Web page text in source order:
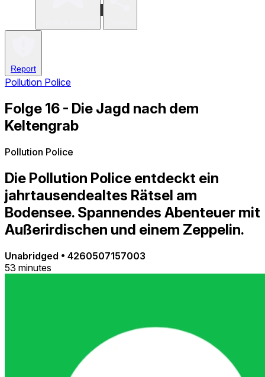
Report
Pollution Police
Folge 16 - Die Jagd nach dem
Keltengrab
Pollution Police
Die Pollution Police entdeckt ein
jahrtausendealtes Rätsel am
Bodensee. Spannendes Abenteuer mit
Außerirdischen und einem Zeppelin.
Unabridged • 4260507157003
53 minutes